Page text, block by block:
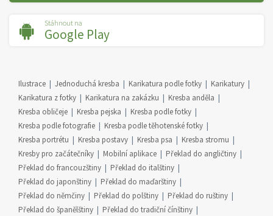
Stáhnout na
Google Play
Ilustrace Jednoduchá kresba Karikatura podle fotky
Karikatury
Karikatura z fotky
Karikatura na zakázku
Kresba anděla
Kresba obličeje
Kresba pejska
Kresba podle fotky
Kresba podle fotografie
Kresba podle těhotenské fotky
Kresba portrétu
Kresba postavy Kresba psa
Kresba stromu
Kresby pro začátečníky
Mobilní aplikace
Překlad do angličtiny
Překlad do francouzštiny
Překlad do italštiny
Překlad do japonštiny
Překlad do maďarštiny
Překlad do němčiny
Překlad do polštiny
Překlad do ruštiny
Překlad do španělštiny
Překlad do tradiční čínštiny